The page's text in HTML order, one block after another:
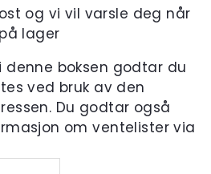
og vi vil varsle deg når
lager
denne boksen godtar du
ved bruk av den
Du godtar også
om ventelister via